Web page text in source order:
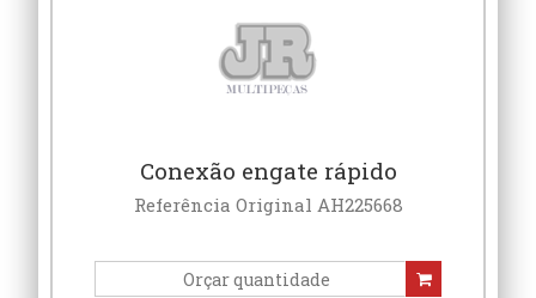
Conexão engate rápido
Referência Original AH225668